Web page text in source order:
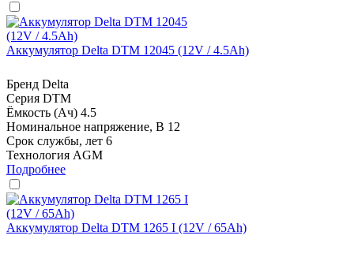
Аккумулятор Delta DTM 12045 (12V / 4.5Ah)
Бренд Delta
Серия DTM
Ёмкость (Ач) 4.5
Номинальное напряжение, В 12
Срок службы, лет 6
Технология AGM
Подробнее
Аккумулятор Delta DTM 1265 I (12V / 65Ah)